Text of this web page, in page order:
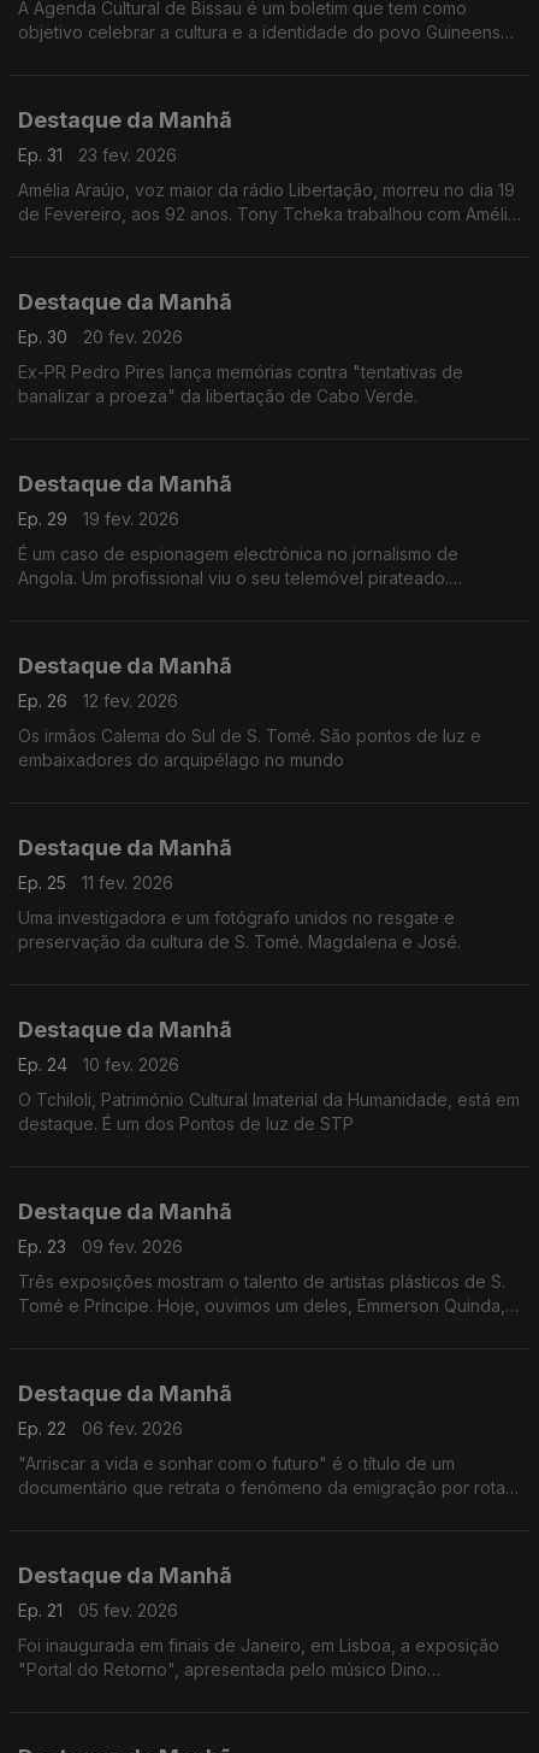
A Agenda Cultural de Bissau é um boletim que tem como
objetivo celebrar a cultura e a identidade do povo Guineense.
Destaque da Manhã
Ep. 31
23 fev. 2026
Amélia Araújo, voz maior da rádio Libertação, morreu no dia 19
de Fevereiro, aos 92 anos. Tony Tcheka trabalhou com Amélia
Destaque da Manhã
Ep. 30
20 fev. 2026
Ex-PR Pedro Pires lança memórias contra "tentativas de
banalizar a proeza" da libertação de Cabo Verde.
Destaque da Manhã
Ep. 29
19 fev. 2026
É um caso de espionagem electrónica no jornalismo de
Angola. Um profissional viu o seu telemóvel pirateado.
Destaque da Manhã
Ep. 26
12 fev. 2026
Os irmãos Calema do Sul de S. Tomé. São pontos de luz e
embaixadores do arquipélago no mundo
Destaque da Manhã
Ep. 25
11 fev. 2026
Uma investigadora e um fotógrafo unidos no resgate e
preservação da cultura de S. Tomé. Magdalena e José.
Destaque da Manhã
Ep. 24
10 fev. 2026
O Tchiloli, Património Cultural Imaterial da Humanidade, está em
destaque. É um dos Pontos de luz de STP
Destaque da Manhã
Ep. 23
09 fev. 2026
Três exposições mostram o talento de artistas plásticos de S.
Tomé e Príncipe. Hoje, ouvimos um deles, Emmerson Quinda, e
Destaque da Manhã
Ep. 22
06 fev. 2026
"Arriscar a vida e sonhar com o futuro" é o título de um
documentário que retrata o fenómeno da emigração por rotas
Destaque da Manhã
Ep. 21
05 fev. 2026
Foi inaugurada em finais de Janeiro, em Lisboa, a exposição
"Portal do Retorno", apresentada pelo músico Dino